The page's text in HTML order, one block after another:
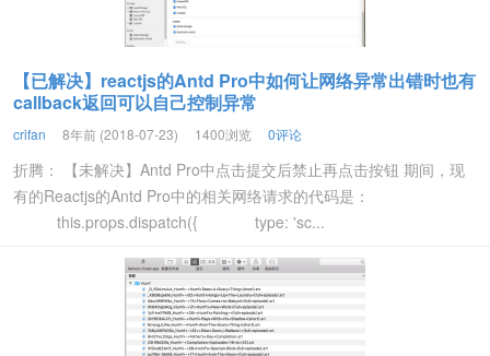
【已解决】reactjs的Antd Pro中如何让网络异常出错时也有
callback返回可以自己控制异常
crifan 8年前 (2018-07-23) 1400浏览 0评论
折腾： 【未解决】Antd Pro中点击提交后禁止再点击按钮 期间，现
有的Reactjs的Antd Pro中的相关网络请求的代码是：
this.props.dispatch({ type: 'sc...